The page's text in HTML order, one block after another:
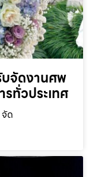
บจัดงานศพ
ทั่วประเทศ
ด